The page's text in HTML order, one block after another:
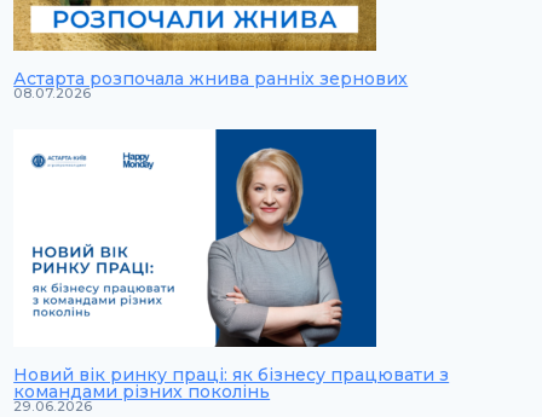
Астарта розпочала жнива ранніх зернових
08.07.2026
Новий вік ринку праці: як бізнесу працювати з
командами різних поколінь
29.06.2026